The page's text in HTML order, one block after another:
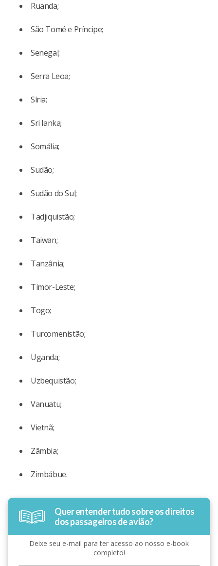
Ruanda;
São Tomé e Príncipe;
Senegal;
Serra Leoa;
Síria;
Sri lanka;
Somália;
Sudão;
Sudão do Sul;
Tadjiquistão;
Taiwan;
Tanzânia;
Timor-Leste;
Togo;
Turcomenistão;
Uganda;
Uzbequistão;
Vanuatu;
Vietnã;
Zâmbia;
Zimbábue.
Quer entender tudo sobre os direitos
dos passageiros de avião?
Deixe seu e-mail para ter acesso ao nosso e-book
completo!